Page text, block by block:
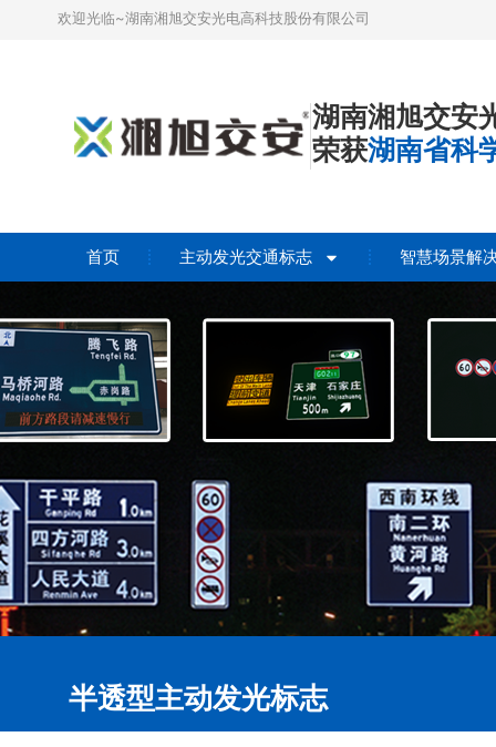
欢迎光临~湖南湘旭交安光电高科技股份有限公司
湖南湘旭交安
荣获湖南省科
首页 主动发光交通标志 智慧场景解
半透型主动发光标志